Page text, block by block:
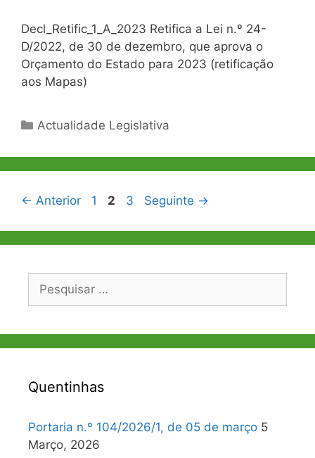
Decl_Retific_1_A_2023 Retifica a Lei n.º 24-
D/2022, de 30 de dezembro, que aprova o
Orçamento do Estado para 2023 (retificação
aos Mapas)
Categorias
Actualidade Legislativa
Navegação
artigos
← Anterior Página
1 Página
2 Página
3 Seguinte →
Pesquisar
Quentinhas
Portaria n.º 104/2026/1, de 05 de março 5
Março, 2026